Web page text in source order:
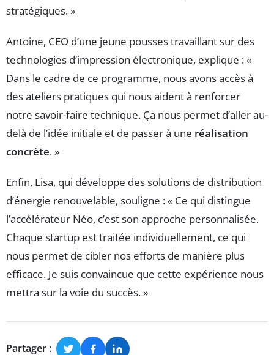
stratégiques. »
Antoine, CEO d’une jeune pousses travaillant sur des
technologies d’impression électronique, explique : «
Dans le cadre de ce programme, nous avons accès à
des ateliers pratiques qui nous aident à renforcer
notre savoir-faire technique. Ça nous permet d’aller au-
delà de l’idée initiale et de passer à une réalisation
concrète. »
Enfin, Lisa, qui développe des solutions de distribution
d’énergie renouvelable, souligne : « Ce qui distingue
l’accélérateur Néo, c’est son approche personnalisée.
Chaque startup est traitée individuellement, ce qui
nous permet de cibler nos efforts de manière plus
efficace. Je suis convaincue que cette expérience nous
mettra sur la voie du succès. »
Partager :